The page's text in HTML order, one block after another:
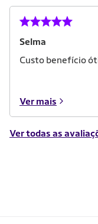
Selma
Custo benefício
Ver mais
Ver todas as